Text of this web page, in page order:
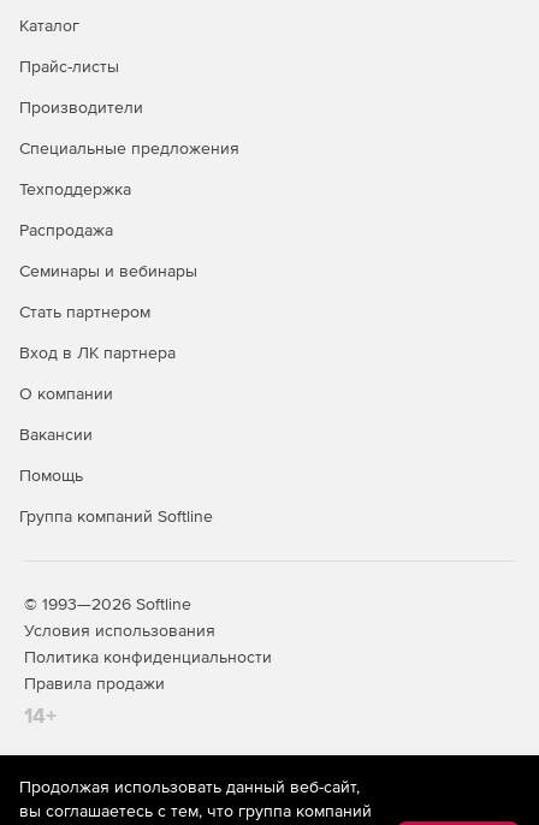
Каталог
Прайс-листы
Производители
Специальные предложения
Техподдержка
Распродажа
Семинары и вебинары
Стать партнером
Вход в ЛК партнера
О компании
Вакансии
Помощь
Группа компаний Softline
© 1993—2026 Softline
Условия использования
Политика конфиденциальности
Правила продажи
14+
На информационном ресурсе store.softline.ru применяются
рекомендательные технологии(информационные технологии
Продолжая использовать данный веб-сайт,
вы соглашаетесь с тем, что группа компаний